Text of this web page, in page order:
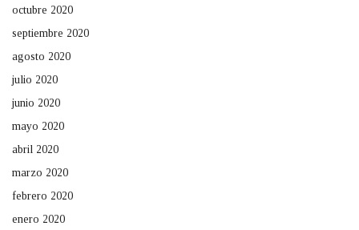
octubre 2020
septiembre 2020
agosto 2020
julio 2020
junio 2020
mayo 2020
abril 2020
marzo 2020
febrero 2020
enero 2020